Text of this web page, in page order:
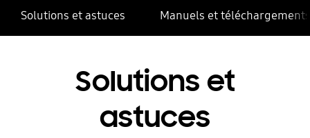
Solutions et astuces Manuels et téléchargements
Solutions et
astuces